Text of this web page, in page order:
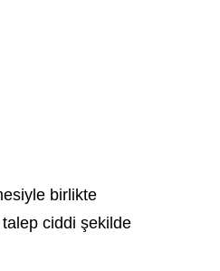
birlikte
talep ciddi şekilde